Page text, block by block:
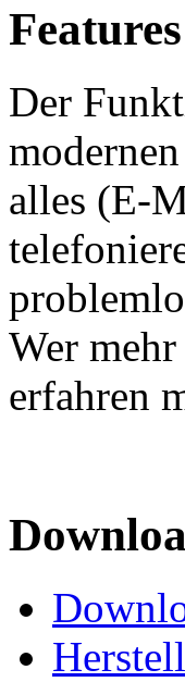
Features
Der
alles (E-
Wer
erfahren